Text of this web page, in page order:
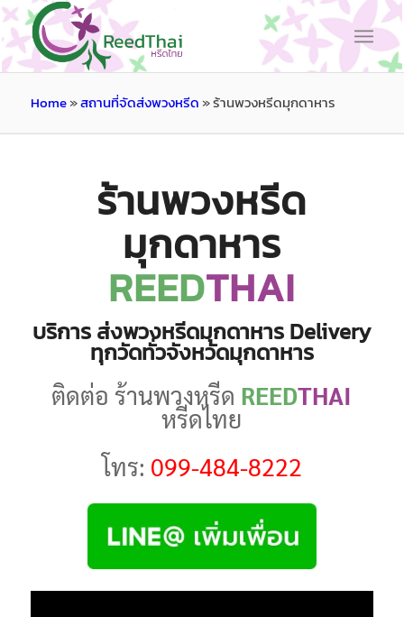
Home»สถานที่จัดส่งพวงหรีด»ร้านพวงหรีดมุกดาหาร
ร้านพวงหรีด
มุกดาหาร
REEDTHAI
บริการ ส่งพวงหรีดมุกดาหาร Delivery
ทุกวัดทั่วจังหวัดมุกดาหาร
ติดต่อ ร้านพวงหรีด REEDTHAI
หรีดไทย
โทร: 099-484-8222